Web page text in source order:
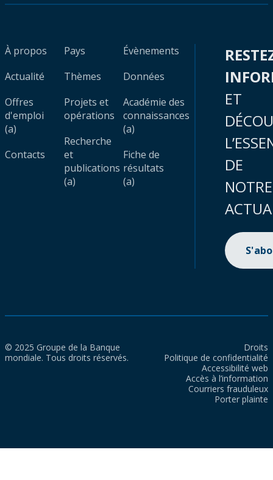
À propos
Actualité
Offres
d'emploi
(a)
Contacts
Pays
Thèmes
Projets et
opérations
Recherche
et
publications
(a)
Évènements
Données
Académie des
connaissances
(a)
Fiche de
résultats
(a)
ET
DE
NOTRE
© 2025 Groupe de la Banque
mondiale. Tous droits réservés.
Droits
Politique de confidentialité
Accessibilité web
Accès à l’information
Courriers frauduleux
Porter plainte